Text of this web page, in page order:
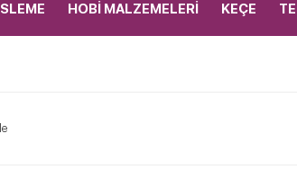
HOBİ MALZEMELERİ KEÇE